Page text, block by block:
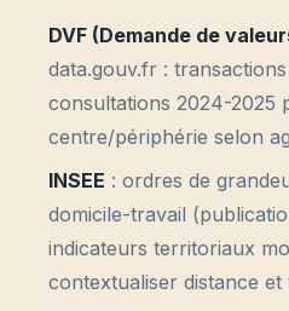
DVF (Demande de
data.gouv.fr :
consultations 2024-2025
centre/périphérie selon
INSEE : ordres de
domicile-travail
indicateurs territoriaux
contextualiser distance et